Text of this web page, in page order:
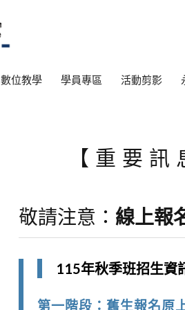
數位教學 學員專區 活動剪影
【重要
敬請注意： 線上報
115年秋季班招生資
第一階段：舊生報名